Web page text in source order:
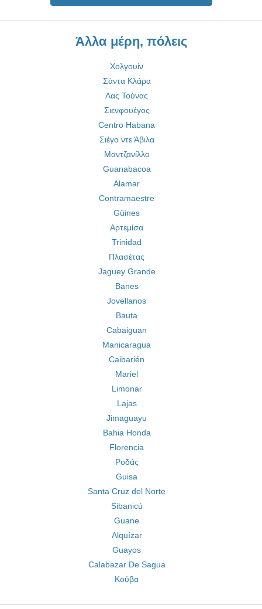
Άλλα μέρη, πόλεις
Χολγουίν
Σάντα Κλάρα
Λας Τούνας
Σιενφουέγος
Centro Habana
Σιέγο ντε Άβιλα
Μαντζανίλλο
Guanabacoa
Alamar
Contramaestre
Güines
Αρτεμίσα
Trinidad
Πλασέτας
Jaguey Grande
Banes
Jovellanos
Bauta
Cabaiguan
Manicaragua
Caibarién
Mariel
Limonar
Lajas
Jimaguayu
Bahia Honda
Florencia
Ροδάς
Guisa
Santa Cruz del Norte
Sibanicú
Guane
Alquízar
Guayos
Calabazar De Sagua
Κούβα